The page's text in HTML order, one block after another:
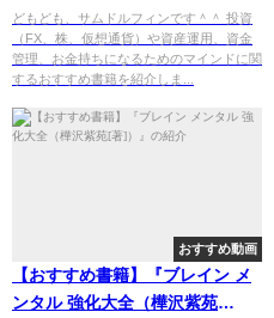
ワザ」（ジェイク・ナップ[著],
ジョン・ゼラツキー[著], 櫻井 祐
子[翻訳]）』の紹介
どもども、サムドルフィンです＾＾ 投資
（FX、株、仮想通貨）や資産運用、資金
管理、お金持ちになるためのマインドに関
するおすすめ書籍を紹介しま...
おすすめ動画
【おすすめ書籍】『ブレイン メ
ンタル 強化大全（樺沢紫苑